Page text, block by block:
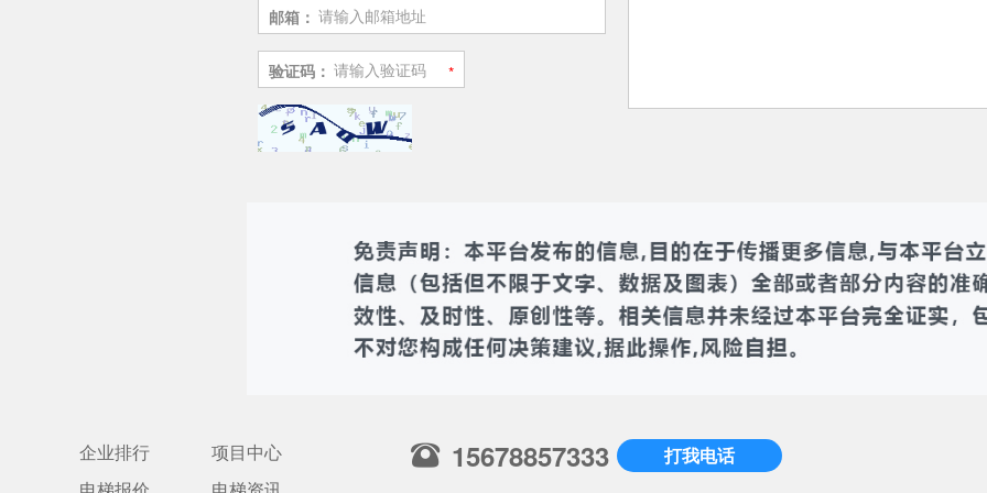
邮箱：
验证码：
企业排行
项目中心
15678857333 打我电话